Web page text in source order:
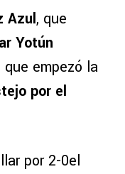
Azul, que
Yotún
empezó la
por el
por 2-0el